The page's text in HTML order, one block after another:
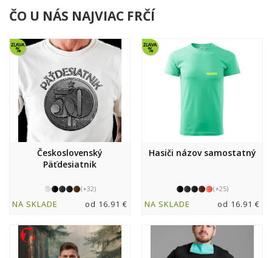
ČO U NÁS NAJVIAC FRČÍ
Československý
Päťdesiatnik
(+32)
NA SKLADE od 16.91 €
Hasiči názov samostatný
(+25)
NA SKLADE od 16.91 €